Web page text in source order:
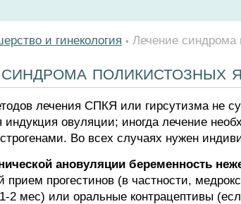
и гинекология • Лечение синдрома
лечения СПКЯ или гирсутизма не
индукция овуляции; иногда лечение
Во всех случаях нужен
ановуляции беременность
прием прогестинов (в частности,
2 мес) или оральные контрацептивы